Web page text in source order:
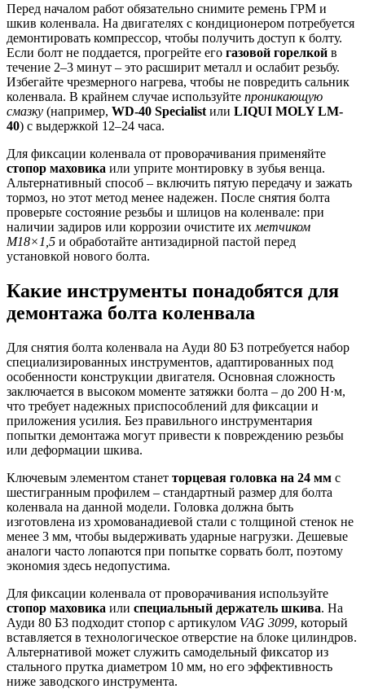
Перед началом работ обязательно снимите ремень ГРМ и
шкив коленвала. На двигателях с кондиционером потребуется
демонтировать компрессор, чтобы получить доступ к болту.
Если болт не поддается, прогрейте его газовой горелкой в
течение 2–3 минут – это расширит металл и ослабит резьбу.
Избегайте чрезмерного нагрева, чтобы не повредить сальник
коленвала. В крайнем случае используйте проникающую
смазку (например, WD-40 Specialist или LIQUI MOLY LM-
40) с выдержкой 12–24 часа.
Для фиксации коленвала от проворачивания применяйте
стопор маховика или уприте монтировку в зубья венца.
Альтернативный способ – включить пятую передачу и зажать
тормоз, но этот метод менее надежен. После снятия болта
проверьте состояние резьбы и шлицов на коленвале: при
наличии задиров или коррозии очистите их метчиком
М18×1,5 и обработайте антизадирной пастой перед
установкой нового болта.
Какие инструменты понадобятся для
демонтажа болта коленвала
Для снятия болта коленвала на Ауди 80 Б3 потребуется набор
специализированных инструментов, адаптированных под
особенности конструкции двигателя. Основная сложность
заключается в высоком моменте затяжки болта – до 200 Н·м,
что требует надежных приспособлений для фиксации и
приложения усилия. Без правильного инструментария
попытки демонтажа могут привести к повреждению резьбы
или деформации шкива.
Ключевым элементом станет торцевая головка на 24 мм с
шестигранным профилем – стандартный размер для болта
коленвала на данной модели. Головка должна быть
изготовлена из хромованадиевой стали с толщиной стенок не
менее 3 мм, чтобы выдерживать ударные нагрузки. Дешевые
аналоги часто лопаются при попытке сорвать болт, поэтому
экономия здесь недопустима.
Для фиксации коленвала от проворачивания используйте
стопор маховика или специальный держатель шкива. На
Ауди 80 Б3 подходит стопор с артикулом VAG 3099, который
вставляется в технологическое отверстие на блоке цилиндров.
Альтернативой может служить самодельный фиксатор из
стального прутка диаметром 10 мм, но его эффективность
ниже заводского инструмента.